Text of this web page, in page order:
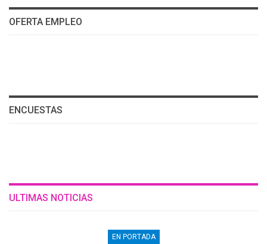
OFERTA EMPLEO
ENCUESTAS
ULTIMAS NOTICIAS
EN PORTADA